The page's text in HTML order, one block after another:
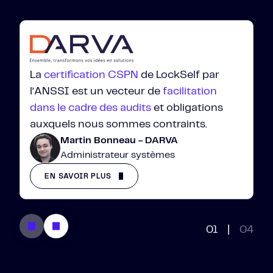
La certification CSPN de LockSelf par
l’ANSSI est un vecteur de facilitation
dans le cadre des audits et obligations
auxquels nous sommes contraints.
Martin Bonneau - DARVA
Administrateur systèmes
EN SAVOIR PLUS
01 04